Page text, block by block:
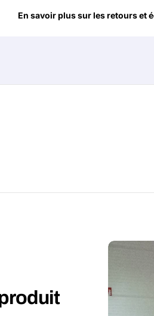
En savoir plus sur les retours et